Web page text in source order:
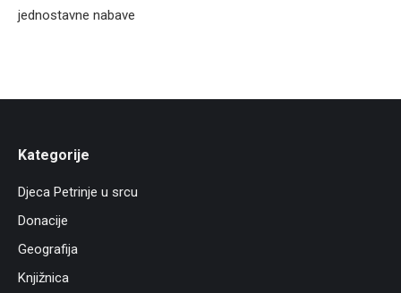
jednostavne nabave
Kategorije
Djeca Petrinje u srcu
Donacije
Geografija
Knjižnica